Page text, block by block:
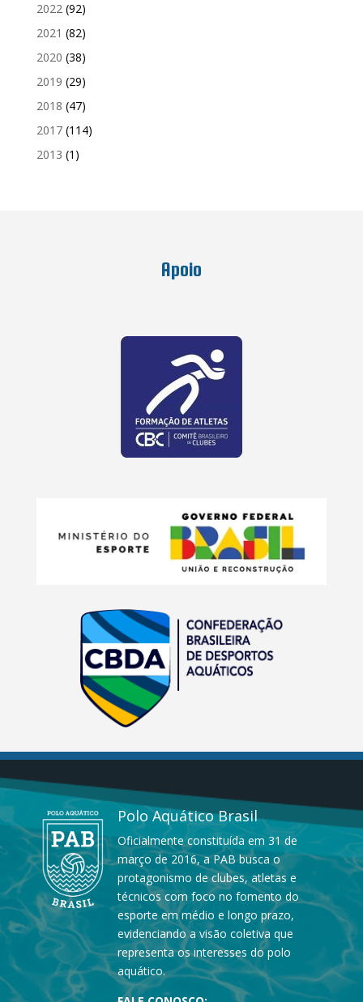
2022(92)
2021 (82)
2020 (38)
2019 (29)
2018 (47)
2017(114)
2013 (1)
Apoio
Polo Aquático Brasil
Oficialmente constituída em 31 de
março de 2016, a PAB busca o
protagonismo de clubes, atletas e
técnicos com foco no fomento do
esporte em médio e longo prazo,
evidenciando a visão coletiva que
representa os interesses do polo
aquático.